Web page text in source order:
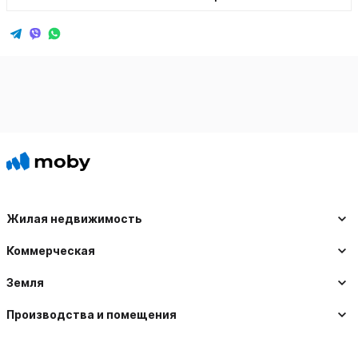
Жилая недвижимость
Коммерческая
Земля
Производства и помещения